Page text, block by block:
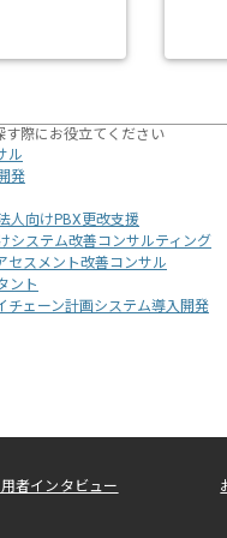
す際にお役立てください
ル
発
人向けPBX更改支援
システム改善コンサルティング
セスメント改善コンサル
ント
チェーン計画システム導入開発
者インタビュー